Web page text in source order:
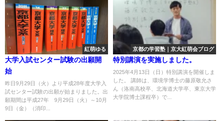
紅萌ゆる
大学入試センター試験の出願開
始
昨日9月29日（火）より平成28年度大学入
試センター試験の出願が始まりました。出
願期間は平成27年 9月29日（火）～10月
9日（金）（消印...
京都の学習塾｜京大紅萌会ブログ
特別講演を実施しました。
2025年4月13日（日）特別講演を開催しま
した。 講師は、環境学博士の藤原敬允さ
ん（洛南高校卒、北海道大学卒、東京大学
大学院博士課程卒）で...